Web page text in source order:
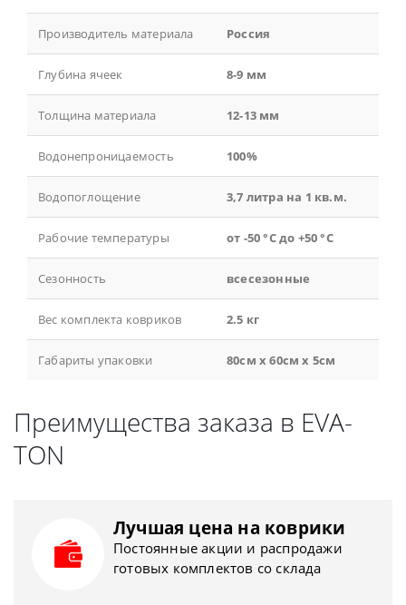
Производитель материала Россия
Глубина ячеек 8-9 мм
Толщина материала 12-13 мм
Водонепроницаемость 100%
Водопоглощение 3,7 литра на 1 кв.м.
Рабочие температуры от -50 °С до +50 °С
Сезонность всесезонные
Вес комплекта ковриков 2.5 кг
Габариты упаковки 80см x 60см x 5см
Преимущества заказа в EVA-
TON
Лучшая цена на коврики
Постоянные акции и распродажи
готовых комплектов со склада